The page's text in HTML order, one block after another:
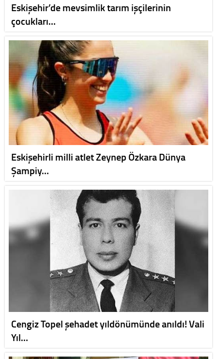
Eskişehir’de mevsimlik tarım işçilerinin
çocukları…
Eskişehirli milli atlet Zeynep Özkara Dünya
Şampiy…
Cengiz Topel şehadet yıldönümünde anıldı! Vali
Yıl…